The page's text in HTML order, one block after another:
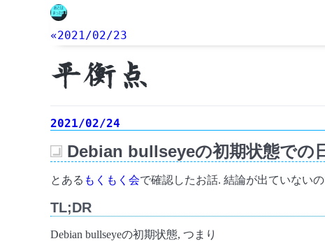
«2021/02/23
平衡点
2021/02/24
Debian bullseyeの初期状態での
とある もくもく会で確認したお話. 結論が出ていない
TL;DR
Debian bullseyeの初期状態, つまり